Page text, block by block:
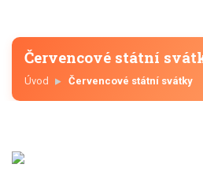
Červencové státní
Úvod Červencové státní svátky